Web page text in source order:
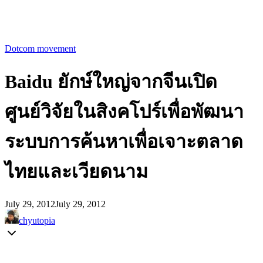
Dotcom movement
Baidu ยักษ์ใหญ่จากจีนเปิด
ศูนย์วิจัยในสิงคโปร์เพื่อพัฒนา
ระบบการค้นหาเพื่อเจาะตลาด
ไทยและเวียดนาม
July 29, 2012July 29, 2012
chyutopia